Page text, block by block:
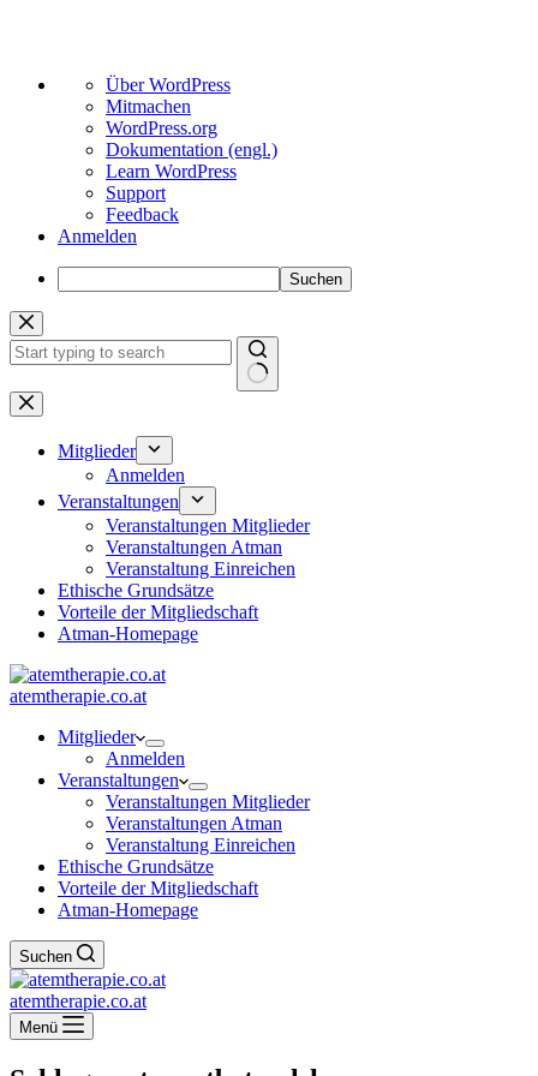
Über
WordPress
Über WordPress
Mitmachen
WordPress.org
Dokumentation (engl.)
Learn WordPress
Support
Feedback
Anmelden
Suchen
Zum
Inhalt
springen
Keine
Ergebnisse
Mitglieder
Anmelden
Veranstaltungen
Veranstaltungen Mitglieder
Veranstaltungen Atman
Veranstaltung Einreichen
Ethische Grundsätze
Vorteile der Mitgliedschaft
Atman-Homepage
atemtherapie.co.at
Mitglieder
Anmelden
Veranstaltungen
Veranstaltungen Mitglieder
Veranstaltungen Atman
Veranstaltung Einreichen
Ethische Grundsätze
Vorteile der Mitgliedschaft
Atman-Homepage
Suchen
atemtherapie.co.at
Menü